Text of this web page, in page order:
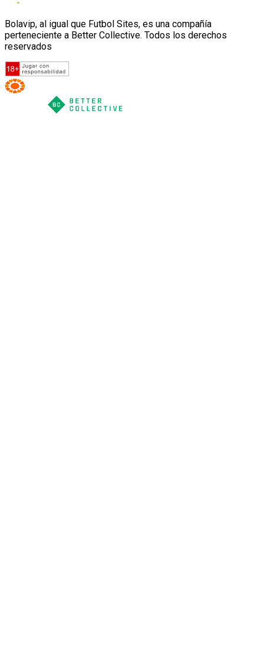
Bolavip, al igual que Futbol Sites, es una compañía
perteneciente a Better Collective. Todos los derechos
reservados